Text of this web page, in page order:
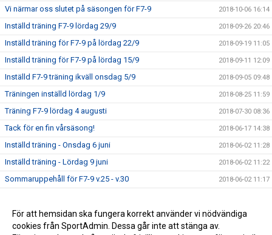
Vi närmar oss slutet på säsongen för F7-9 2018-10-06 16:14
Inställd träning F7-9 lördag 29/9 2018-09-26 20:46
Inställd träning för F7-9 på lördag 22/9 2018-09-19 11:05
Inställd träning för F7-9 på lördag 15/9 2018-09-11 12:09
Inställd F7-9 träning ikväll onsdag 5/9 2018-09-05 09:48
Träningen inställd lördag 1/9 2018-08-25 11:59
Träning F7-9 lördag 4 augusti 2018-07-30 08:36
Tack för en fin vårsäsong! 2018-06-17 14:38
Inställd träning - Onsdag 6 juni 2018-06-02 11:28
Inställd träning - Lördag 9 juni 2018-06-02 11:22
Sommaruppehåll för F7-9 v.25 - v.30 2018-06-02 11:17
Seriepremiären för F9 avklarad 2018-04-16 08:01
Kalendern uppdaterad med träningstider 2018-04-05 21:23
För att hemsidan ska fungera korrekt använder vi nödvändiga
cookies från SportAdmin. Dessa går inte att stänga av.